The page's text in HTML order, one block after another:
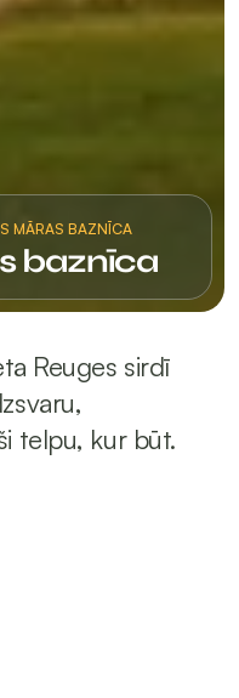
MĀRAS BAZNĪCA
baznīca
Reuges sirdī
telpu, kur būt.